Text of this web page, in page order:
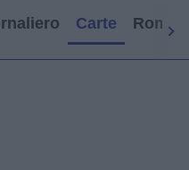
Carte